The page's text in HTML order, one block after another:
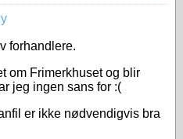
forhandlere.
om Frimerkhuset og blir
jeg ingen sans for :(
er ikke nødvendigvis bra